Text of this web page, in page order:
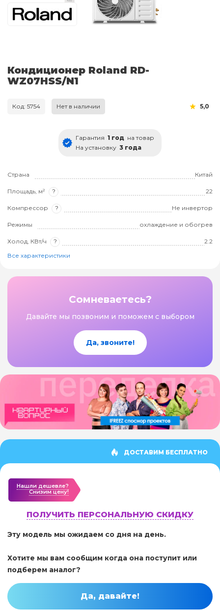
Кондиционер Roland RD-
WZ07HSS/N1
Код: 5754 Нет в наличии 5,0
Гарантия 1 год на товар
На установку 3 года
Страна Китай
Площадь, м² ? 22
Компрессор ? Не инвертор
Режимы охлаждение и обогрев
Холод, КВт/ч ?
2.2
Все характеристики
Сомневаетесь?
Давайте мы позвоним и поможем с выбором
Да, звоните!
ДОСТАВИМ БЕСПЛАТНО
Нашли дешевле?
Cнизим цену!
ПОЛУЧИТЬ ПЕРСОНАЛЬНУЮ СКИДКУ
Эту модель мы ожидаем со дня на день.
Хотите мы вам сообщим когда она поступит или
подберем аналог?
Да, давайте!